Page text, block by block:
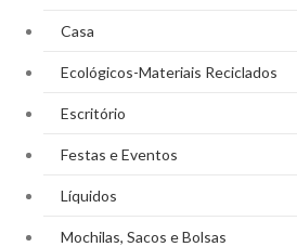
Casa
Ecológicos-Materiais Reciclados
Escritório
Festas e Eventos
Líquidos
Mochilas, Sacos e Bolsas